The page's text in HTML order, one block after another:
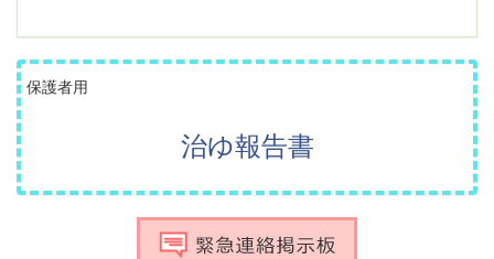
保護者用
治ゆ報告書